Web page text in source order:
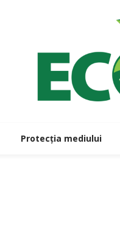
Protecția mediului